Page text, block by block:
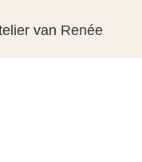
van Renée